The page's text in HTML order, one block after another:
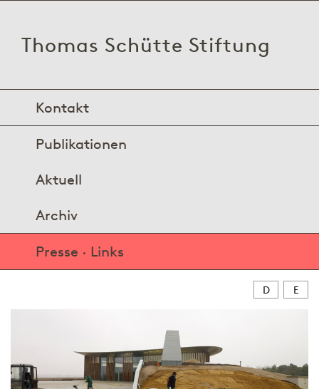
Thomas Schütte Stiftung
Kontakt
Publikationen
Aktuell
Archiv
Presse · Links
D E